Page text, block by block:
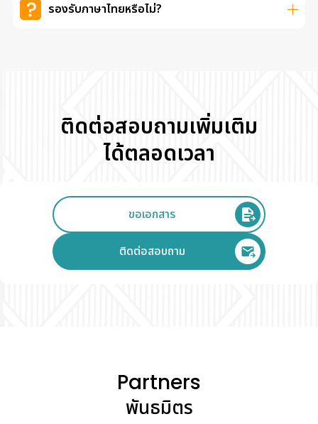
รองรับภาษาไทยหรือไม่?
ติดต่อสอบถามเพิ่มเติม
ได้ตลอดเวลา
ขอเอกสาร
ติดต่อสอบถาม
Partners
พันธมิตร